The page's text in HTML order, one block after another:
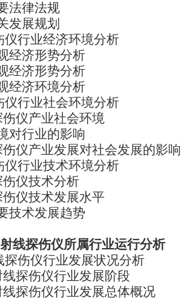
法律法规
发展规划
仪行业经济环境分析
经济形势分析
经济形势分析
经济环境分析
仪行业社会环境分析
仪产业社会环境
对行业的影响
仪产业发展对社会发展的影响
仪行业技术环境分析
仪技术分析
仪技术发展水平
技术发展趋势
射线探伤仪所属行业运行分析
探伤仪行业发展状况分析
探伤仪行业发展阶段
探伤仪行业发展总体概况